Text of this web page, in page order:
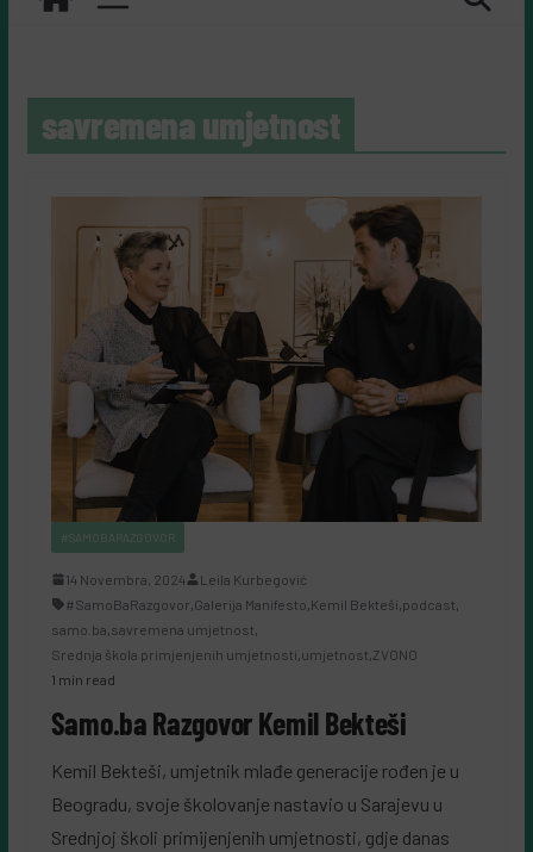
savremena umjetnost
#SAMOBARAZGOVOR
14 Novembra, 2024
Leila Kurbegović
#SamoBaRazgovor Galerija Manifesto Kemil Bekteši podcast
samo.ba savremena umjetnost
Srednja škola primjenjenih umjetnosti umjetnost ZVONO
1 min read
Samo.ba Razgovor Kemil Bekteši
Kemil Bekteši, umjetnik mlađe generacije rođen je u
Beogradu, svoje školovanje nastavio u Sarajevu u
Srednjoj školi primijenjenih umjetnosti, gdje danas